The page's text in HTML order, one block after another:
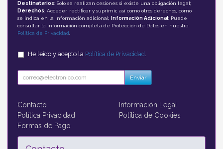
Destinatarios: Solo se realizan cesiones si existe una obligación legal;
Derechos: Acceder, rectificar y suprimir, así como otros derechos, como
se indica en la información adicional;
Información Adicional: Puede
consultar la información completa de Protección de Datos en nuestra
Política de Privacidad.
He leído y acepto la Política de Privacidad .
Enviar
Contacto
Información Legal
Política Privacidad
Política de Cookies
Formas de Pago